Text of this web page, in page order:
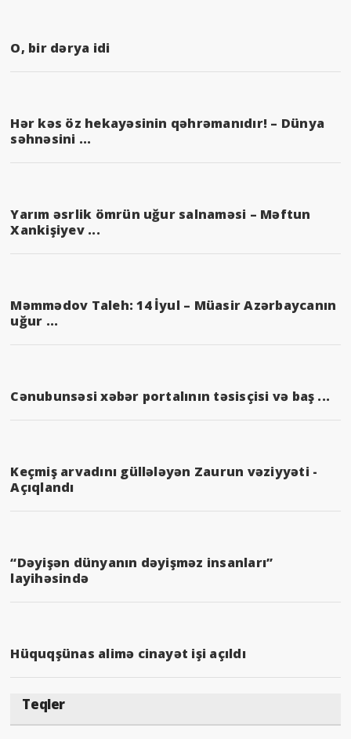
O, bir dərya idi
Hər kəs öz hekayəsinin qəhrəmanıdır! – Dünya
səhnəsini ...
Yarım əsrlik ömrün uğur salnaməsi – Məftun
Xankişiyev ...
Məmmədov Taleh: 14 İyul – Müasir Azərbaycanın
uğur ...
Cənubunsəsi xəbər portalının təsisçisi və baş ...
Keçmiş arvadını güllələyən Zaurun vəziyyəti -
Açıqlandı
“Dəyişən dünyanın dəyişməz insanları”
layihəsində
Hüquqşünas alimə cinayət işi açıldı
Teqler